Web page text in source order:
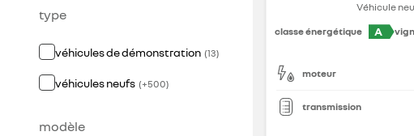
type
véhicules de démonstration (13)
véhicules neufs (+500)
modèle
Véhicule
classe énergétique
A
moteur
transmission